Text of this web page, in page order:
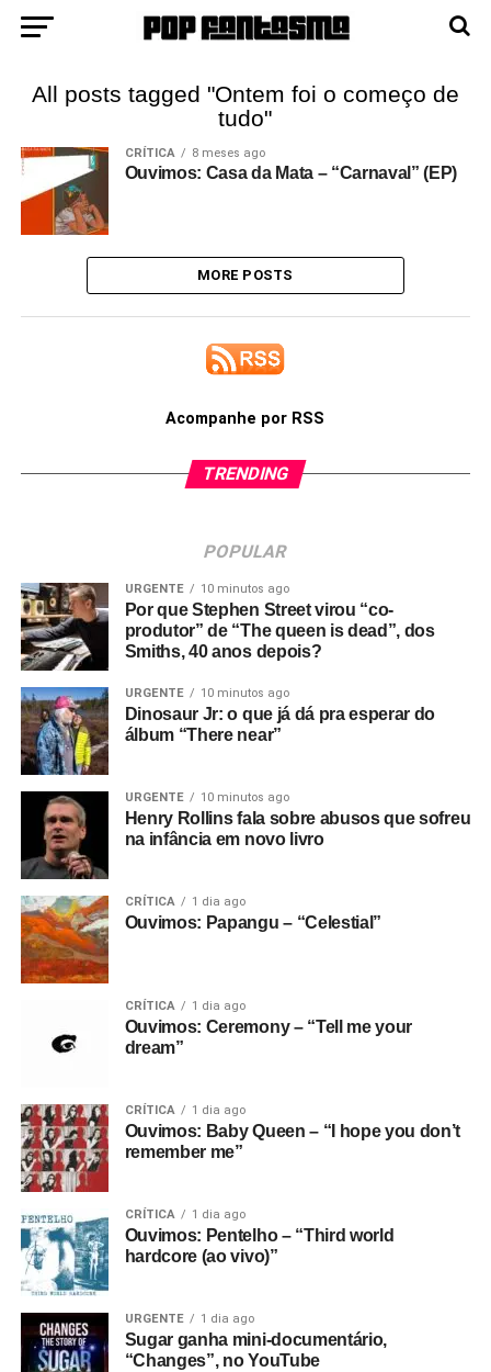
All posts tagged "Ontem foi o começo de
tudo"
CRÍTICA 8 meses ago
Ouvimos: Casa da Mata – “Carnaval” (EP)
MORE POSTS
Acompanhe por RSS
TRENDING
POPULAR
URGENTE 10 minutos ago
Por que Stephen Street virou “co-
produtor” de “The queen is dead”, dos
Smiths, 40 anos depois?
URGENTE 10 minutos ago
Dinosaur Jr: o que já dá pra esperar do
álbum “There near”
URGENTE 10 minutos ago
Henry Rollins fala sobre abusos que sofreu
na infância em novo livro
CRÍTICA 1 dia ago
Ouvimos: Papangu – “Celestial”
CRÍTICA 1 dia ago
Ouvimos: Ceremony – “Tell me your
dream”
CRÍTICA 1 dia ago
Ouvimos: Baby Queen – “I hope you don’t
remember me”
CRÍTICA 1 dia ago
Ouvimos: Pentelho – “Third world
hardcore (ao vivo)”
URGENTE 1 dia ago
Sugar ganha mini-documentário,
“Changes”, no YouTube